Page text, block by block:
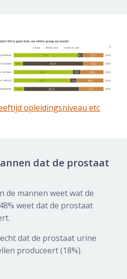
opleidingsniveau etc
dat de prostaat
de mannen weet wat de
weet dat de prostaat
dat de prostaat urine
produceert (18%).